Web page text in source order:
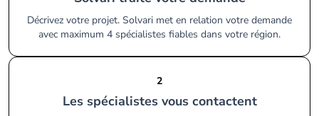
Décrivez votre projet. Solvari met en relation votre demande
avec maximum 4 spécialistes fiables dans votre région.
2
Les spécialistes vous contactent